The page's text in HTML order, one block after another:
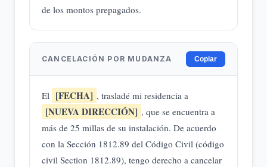
de los montos prepagados.
CANCELACIÓN POR MUDANZA Copiar
El [FECHA] , trasladé mi residencia a
[NUEVA DIRECCIÓN] , que se encuentra a
más de 25 millas de su instalación. De acuerdo
con la Sección 1812.89 del Código Civil (código
civil Section 1812.89), tengo derecho a cancelar